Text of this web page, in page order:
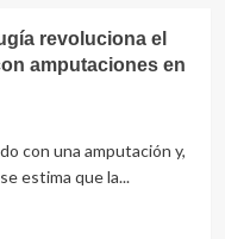
revoluciona el
amputaciones en
con una amputación y,
estima que la...